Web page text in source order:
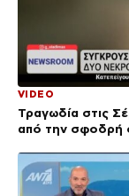
VIDEO
Τραγωδία στις
από την σφοδρή